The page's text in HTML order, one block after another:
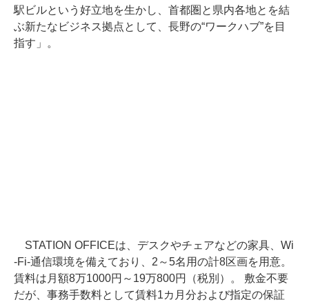
駅ビルという好立地を生かし、首都圏と県内各地とを結
ぶ新たなビジネス拠点として、長野の“ワークハブ”を目
指す」。
STATION OFFICEは、デスクやチェアなどの家具、Wi
-Fi-通信環境を備えており、2～5名用の計8区画を用意。
賃料は月額8万1000円～19万800円（税別）。 敷金不要
だが、事務手数料として賃料1カ月分および指定の保証